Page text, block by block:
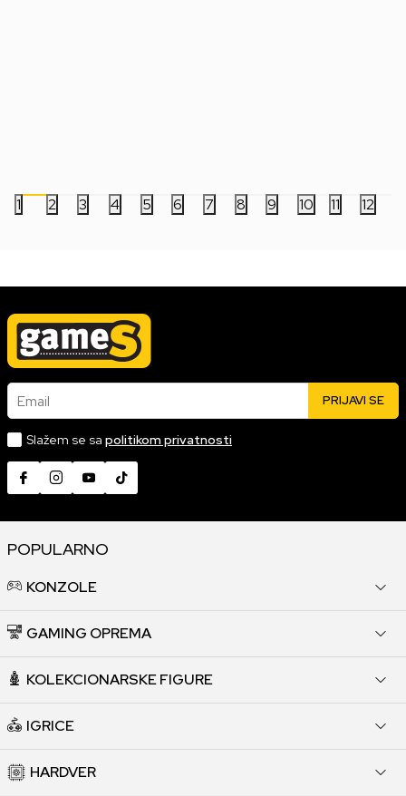
1 2 3 4 5 6 7 8 9 10 11 12
Email PRIJAVI SE
Slažem se sa politikom privatnosti
POPULARNO
KONZOLE
GAMING OPREMA
KOLEKCIONARSKE FIGURE
IGRICE
HARDVER